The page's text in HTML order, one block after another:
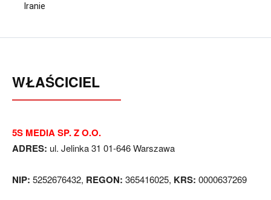
Iranie
WŁAŚCICIEL
5S MEDIA SP. Z O.O.
ADRES: ul. Jelinka 31 01-646 Warszawa
NIP: 5252676432, REGON: 365416025, KRS: 0000637269